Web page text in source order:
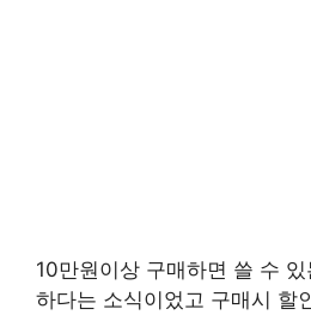
10만원이상 구매하면 쓸 수
하다는 소식이었고 구매시 할